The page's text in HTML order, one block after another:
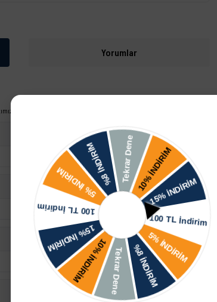
Yorumlar
kontrol ettirmeniz tavsiye edilir.